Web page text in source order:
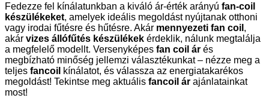
Fedezze fel kínálatunkban a kiváló ár-érték arányú fan-coil
készülékeket, amelyek ideális megoldást nyújtanak otthoni
vagy irodai fűtésre és hűtésre. Akár mennyezeti fan coil ,
akár vizes állófűtés készülékek érdeklik, nálunk megtalálja
a megfelelő modellt. Versenyképes fan coil ár és
megbízható minőség jellemzi választékunkat – nézze meg a
teljes fancoil kínálatot, és válassza az energiatakarékos
megoldást! Tekintse meg aktuális fancoil ár ajánlatainkat
most!